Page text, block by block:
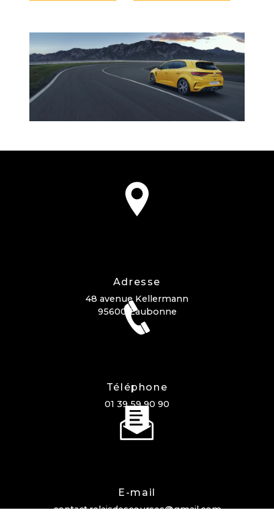
Adresse
48 avenue Kellermann
95600 Eaubonne
Téléphone
01 39 59 90 90
E-mail
contact.relaisdescourses@gmail.com